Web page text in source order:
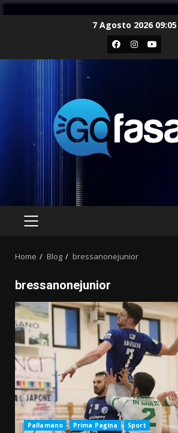
7 Agosto 2026 09:05
Facebook
Instagram
Youtube
PRIMARY
Home Blog bressanonejunior
bressanonejunior
Pallamano Prima Pagina Sport